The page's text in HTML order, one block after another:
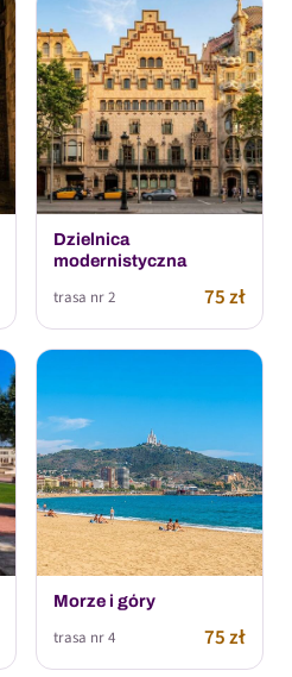
Dzielnica
modernistyczna
trasa nr 2 75 zł
Morze i góry
trasa nr 4 75 zł